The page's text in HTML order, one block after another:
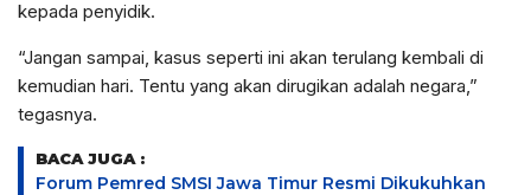
kepada penyidik.
“Jangan sampai, kasus seperti ini akan terulang kembali di
kemudian hari. Tentu yang akan dirugikan adalah negara,”
tegasnya.
BACA JUGA :
Forum Pemred SMSI Jawa Timur Resmi Dikukuhkan